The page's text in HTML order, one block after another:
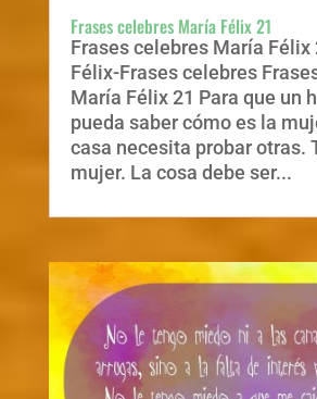
Frases celebres María Félix 21
Frases celebres María
Félix-Frases celebres
María Félix 21 Para que un
pueda saber cómo es la
casa necesita probar otras.
mujer. La cosa debe ser...